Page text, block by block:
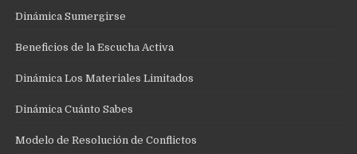
Dinámica Sumergirse
Beneficios de la Escucha Activa
Dinámica Los Materiales Limitados
Dinámica Cuánto Sabes
Modelo de Resolución de Conflictos